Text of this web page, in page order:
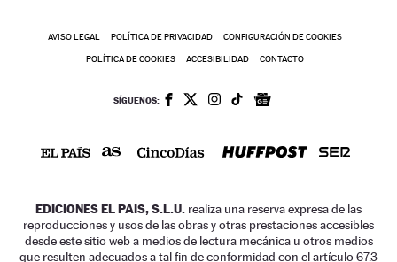
AVISO LEGAL POLÍTICA DE PRIVACIDAD CONFIGURACIÓN DE COOKIES
POLÍTICA DE COOKIES ACCESIBILIDAD CONTACTO
SÍGUENOS:
EDICIONES EL PAIS, S.L.U. realiza una reserva expresa de las
reproducciones y usos de las obras y otras prestaciones accesibles
desde este sitio web a medios de lectura mecánica u otros medios
que resulten adecuados a tal fin de conformidad con el artículo 67.3